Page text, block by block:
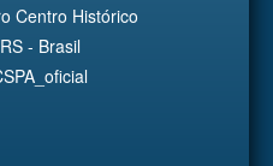
Centro Histórico
- Brasil